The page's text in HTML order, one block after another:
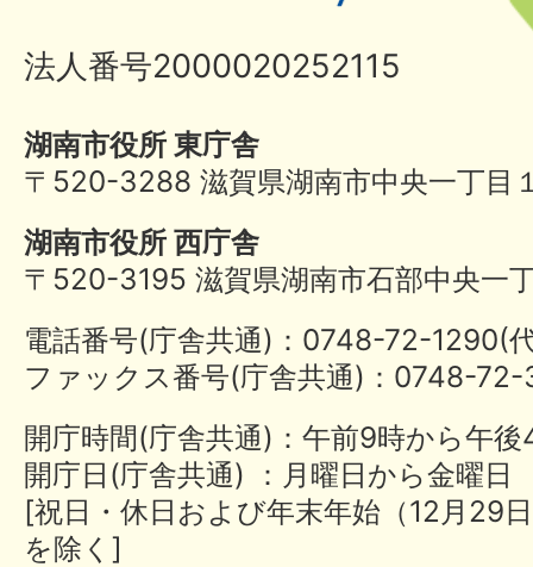
法人番号2000020252115
湖南市役所 東庁舎
〒520-3288 滋賀県湖南市中央一丁目
湖南市役所 西庁舎
〒520-3195 滋賀県湖南市石部中央一
電話番号(庁舎共通)：0748-72-
ファックス番号(庁舎共通)：0748-
開庁時間(庁舎共通)：午前9時から午
開庁日(庁舎共通) ：月曜日から金曜日
[祝日・休日および年末年始（12月29
を除く]